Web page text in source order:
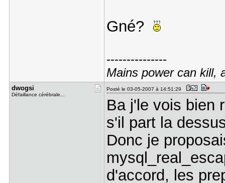
Gné?
---------------
Mains power can kill,
dwogsi
Défaillance cérébrale...
Posté le 03-05-2007 à 14:51:29
Ba j'le vois bien
s'il part la
Donc je
d'accord, les